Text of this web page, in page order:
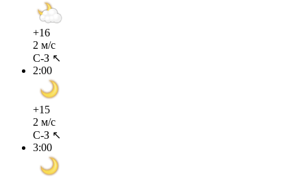
+16
2 м/с
С-З ↖
2:00
+15
2 м/с
С-З ↖
3:00